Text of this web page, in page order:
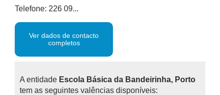
Telefone: 226 09...
Ver dados de contacto
completos
A entidade Escola Básica da Bandeirinha, Porto
tem as seguintes valências disponíveis: